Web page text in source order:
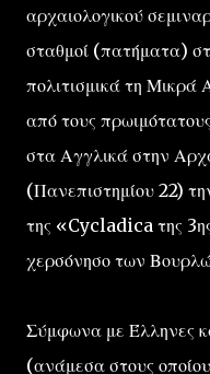
αρχαιολογικού
σταθμοί (πατήματα)
πολιτισμικά τη Μικρά
από τους
στα Αγγλικά στην
(Πανεπιστημίου 22)
της «Cycladica της
χερσόνησο των
Σύμφωνα με Έλληνες
(ανάμεσα στους